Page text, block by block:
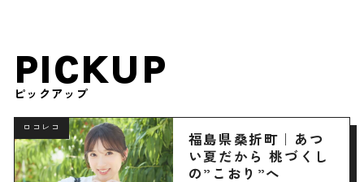
PICKUP
ピックアップ
ロコレコ
福島県桑折町｜あつ
い夏だから 桃づくし
の”こおり”へ